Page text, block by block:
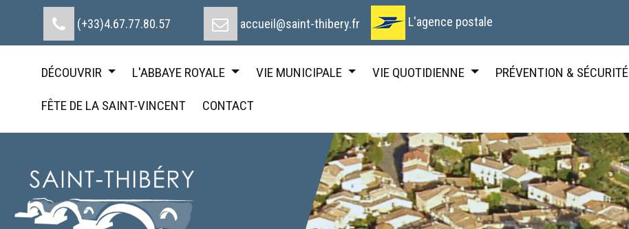
(+33)4.67.77.80.57 accueil@saint-thibery.fr L'agence postale
DÉCOUVRIR L'ABBAYE ROYALE VIE MUNICIPALE VIE QUOTIDIENNE PRÉVENTION & SÉCURITÉ
FÊTE DE LA SAINT-VINCENT CONTACT
Cookies management panel